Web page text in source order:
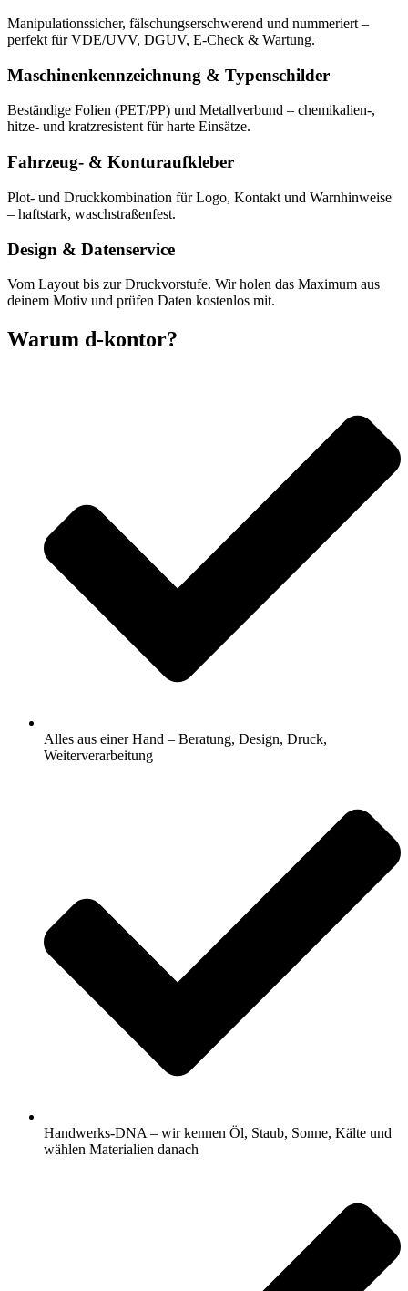
Manipulationssicher, fälschungserschwerend und nummeriert –
perfekt für VDE/UVV, DGUV, E-Check & Wartung.
Maschinenkennzeichnung & Typenschilder
Beständige Folien (PET/PP) und Metallverbund – chemikalien-,
hitze- und kratzresistent für harte Einsätze.
Fahrzeug- & Konturaufkleber
Plot- und Druckkombination für Logo, Kontakt und Warnhinweise
– haftstark, waschstraßenfest.
Design & Datenservice
Vom Layout bis zur Druckvorstufe. Wir holen das Maximum aus
deinem Motiv und prüfen Daten kostenlos mit.
Warum d‑kontor?
Alles aus einer Hand – Beratung, Design, Druck,
Weiterverarbeitung
Handwerks-DNA – wir kennen Öl, Staub, Sonne, Kälte und
wählen Materialien danach